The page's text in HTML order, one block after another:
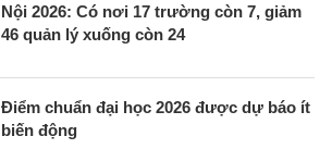
Nội 2026: Có nơi 17 trường còn 7, giảm
46 quản lý xuống còn 24
Điểm chuẩn đại học 2026 được dự báo ít
biến động